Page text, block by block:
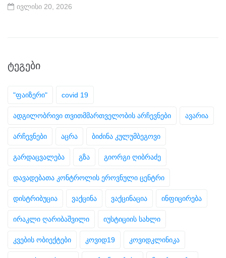
ივლისი 20, 2026
ᲢᲔᲒᲔᲑᲘ
"ფაიზერი" covid 19
ადგილობრივი თვითმმართველობის არჩევნები ავარია
არჩევნები აცრა ბიძინა კულუმბეგოვი
გარდაცვალება გზა გიორგი ღიბრაძე
დავადებათა კონტროლის ეროვნული ცენტრი
დისტრიბუცია ვაქცინა ვაქცინაცია ინფიცირება
ირაკლი ღარიბაშვილი იუსტიციის სახლი
კვების ობიექტები კოვიდ19 კოვიდკლინიკა